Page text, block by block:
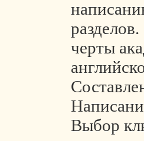
черты
Выбор